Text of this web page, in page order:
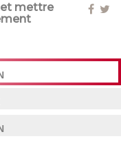
et mettre